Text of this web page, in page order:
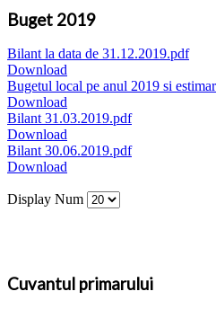
Buget 2019
Bilant la data de 31.12.2019.pdf
Download
Bugetul local pe anul 2019 si
Download
Bilant 31.03.2019.pdf
Download
Bilant 30.06.2019.pdf
Download
Display Num
Cuvantul primarului